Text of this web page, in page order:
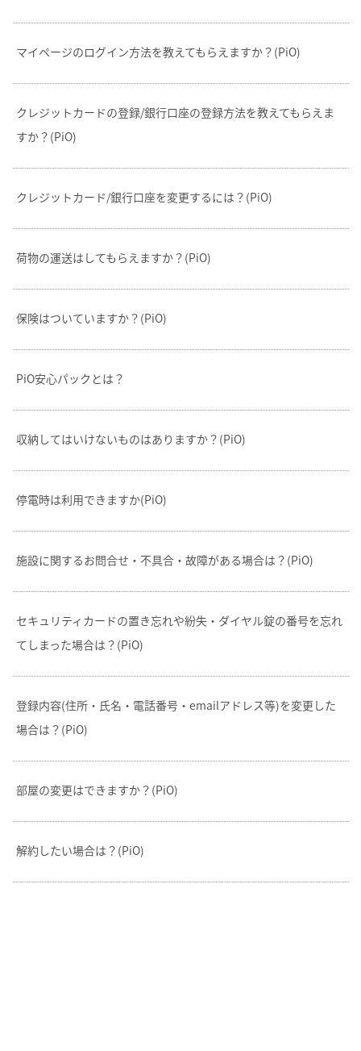
マイページのログイン方法を教えてもらえますか？(PiO)
クレジットカードの登録/銀行口座の登録方法を教えてもらえま
すか？(PiO)
クレジットカード/銀行口座を変更するには？(PiO)
荷物の運送はしてもらえますか？(PiO)
保険はついていますか？(PiO)
PiO安心パックとは？
収納してはいけないものはありますか？(PiO)
停電時は利用できますか(PiO)
施設に関するお問合せ・不具合・故障がある場合は？(PiO)
セキュリティカードの置き忘れや紛失・ダイヤル錠の番号を忘れ
てしまった場合は？(PiO)
登録内容(住所・氏名・電話番号・emailアドレス等)を変更した
場合は？(PiO)
部屋の変更はできますか？(PiO)
解約したい場合は？(PiO)